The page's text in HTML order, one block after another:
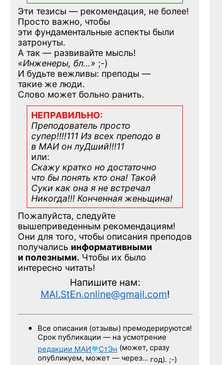
Эти тезисы — рекомендация, не более!
Просто важно, чтобы
эти фундаментальные аспекты были
затронуты.
А так — развивайте мысль!
«Инженеры, бл…» ;-)
И будьте вежливы: преподы —
такие же люди.
Слово может больно ранить.
НЕПРАВИЛЬНО:
Преподователь просто
супер!!!!111 Из всех преподо в
в МАИ он луДший!!!11
или:
Скажу кратко но достаточно
что бы понять кто она! Такой
Суки как она я не встречал
Никогда!!! Конченная женьщина!
Пожалуйста, следуйте
вышеприведенным рекомендациям!
Они для того, чтобы описания преподов
получались информативными
и полезными. Чтобы их было
интересно читать!
Напишите нам:
MAI.StEn.online@gmail.com!
Все описания (отзывы) премодерируются!
Срок публикации — на усмотрение
редакции МАИ♥СтЭн (может, сразу
опубликуем, может — через… год). ;-)